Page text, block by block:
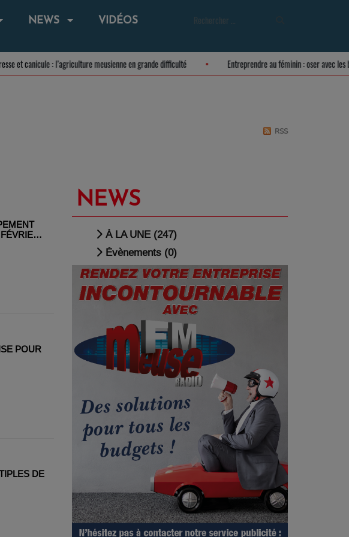
NEWS VIDÉOS
Sécheresse et canicule : l’agriculture meusienne en grande difficulté Entreprendre au féminin : oser
RSS
POUR
DE
NEWS
À LA UNE (247)
Évènements (0)